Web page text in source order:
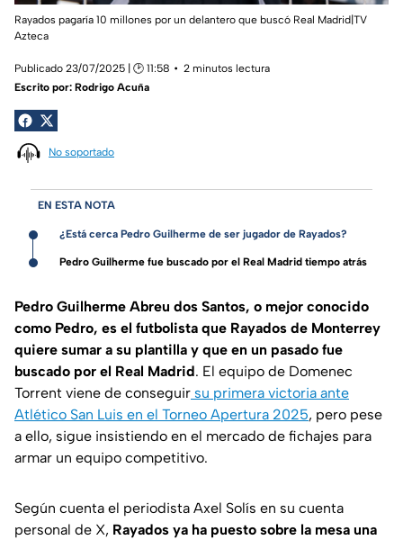
Rayados pagaría 10 millones por un delantero que buscó Real Madrid|TV
Azteca
Publicado 23/07/2025 | 🕑 11:58
2 minutos lectura
Escrito por: Rodrigo Acuña
No soportado
EN ESTA NOTA
¿Está cerca Pedro Guilherme de ser jugador de Rayados?
Pedro Guilherme fue buscado por el Real Madrid tiempo atrás
Pedro Guilherme Abreu dos Santos, o mejor conocido
como Pedro, es el futbolista que Rayados de Monterrey
quiere sumar a su plantilla y que en un pasado fue
buscado por el Real Madrid. El equipo de Domenec
Torrent viene de conseguir su primera victoria ante
Atlético San Luis en el Torneo Apertura 2025, pero pese
a ello, sigue insistiendo en el mercado de fichajes para
armar un equipo competitivo.
Según cuenta el periodista Axel Solís en su cuenta
personal de X, Rayados ya ha puesto sobre la mesa una